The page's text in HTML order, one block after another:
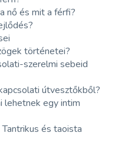
nő és mit a férfi?
történetei?
szerelmi sebeid
útvesztőkből?
lehetnek egy intim
és taoista